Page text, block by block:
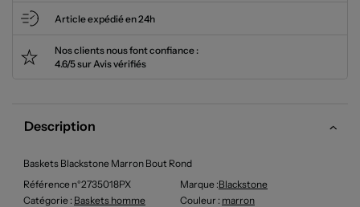
Article expédié en 24h
Nos clients nous font confiance :
4.6/5 sur Avis vérifiés
Description
Baskets Blackstone Marron Bout Rond
Référence n°2735018PX
Marque :Blackstone
Catégorie : Baskets homme Couleur : marron